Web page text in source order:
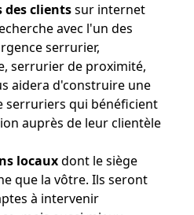
des clientssur internet
avec l'un des
serrurier,
serrurier de proximité,
aidera d'construire une
serruriers qui bénéficient
auprès de leur clientèle
locauxdont le siège
que la vôtre. Ils seront
à intervenir